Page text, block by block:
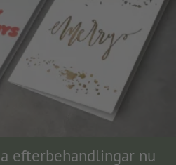
efterbehandlingar nu